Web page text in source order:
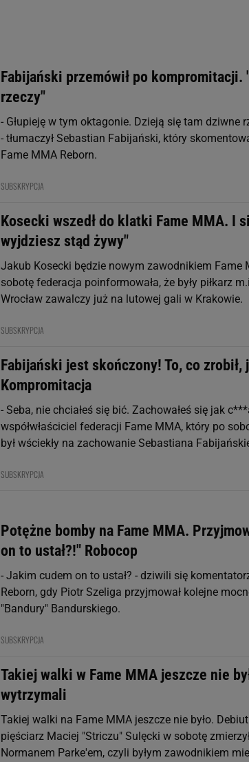
Fabijański przemówił po kompromitacji.
rzeczy"
- Głupieję w tym oktagonie. Dzieją się tam dziwne
- tłumaczył Sebastian Fabijański, który
Fame MMA Reborn.
SUBSKRYPCJA
Kosecki wszedł do klatki Fame MMA. I
wyjdziesz stąd żywy"
Jakub Kosecki będzie nowym zawodnikiem Fame
sobotę federacja poinformowała, że były piłkarz
Wrocław zawalczy już na lutowej gali w Krakowie.
SUBSKRYPCJA
Fabijański jest skończony! To, co
Kompromitacja
- Seba, nie chciałeś się bić. Zachowałeś się jak
współwłaściciel federacji Fame MMA, który po
był wściekły na zachowanie Sebastiana
SUBSKRYPCJA
Potężne bomby na Fame MMA.
on to ustał?!" Robocop
- Jakim cudem on to ustał? - dziwili się
Reborn, gdy Piotr Szeliga przyjmował kolejne
"Bandury" Bandurskiego.
SUBSKRYPCJA
Takiej walki w Fame MMA jeszcze nie
wytrzymali
Takiej walki na Fame MMA jeszcze nie było.
pięściarz Maciej "Striczu" Sulęcki w sobotę
Normanem Parke'em, czyli byłym zawodnikiem